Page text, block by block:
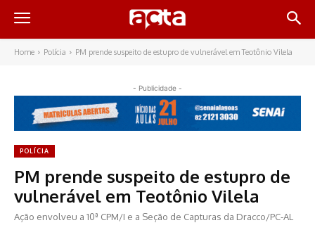
Home Polícia PM prende suspeito de estupro de vulnerável em Teotônio Vilela
- Publicidade -
POLÍCIA
PM prende suspeito de estupro de
vulnerável em Teotônio Vilela
Ação envolveu a 10ª CPM/I e a Seção de Capturas da Dracco/PC-AL